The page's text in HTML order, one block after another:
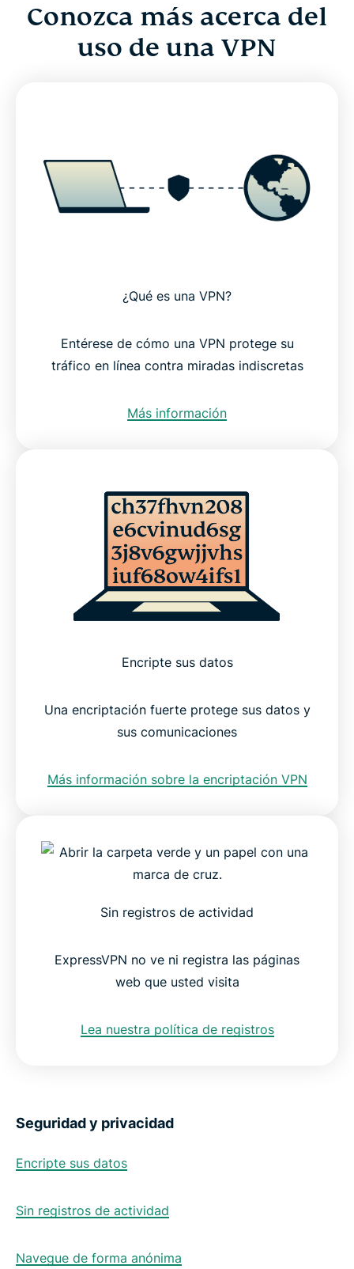
Conozca más acerca del
uso de una VPN
¿Qué es una VPN?
Entérese de cómo una VPN protege su
tráfico en línea contra miradas indiscretas
Más información
Encripte sus datos
Una encriptación fuerte protege sus datos y
sus comunicaciones
Más información sobre la encriptación VPN
Sin registros de actividad
ExpressVPN no ve ni registra las páginas
web que usted visita
Lea nuestra política de registros
Seguridad y privacidad
Encripte sus datos
Sin registros de actividad
Navegue de forma anónima